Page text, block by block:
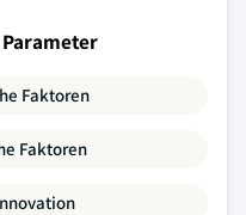
Faktoren
Faktoren